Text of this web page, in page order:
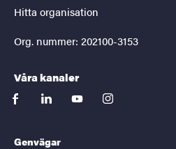
Hitta organisation
Org. nummer: 202100-3153
Våra kanaler
facebooklinkedinyoutubeinstagram
Genvägar